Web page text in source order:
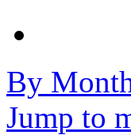
By
Jump to